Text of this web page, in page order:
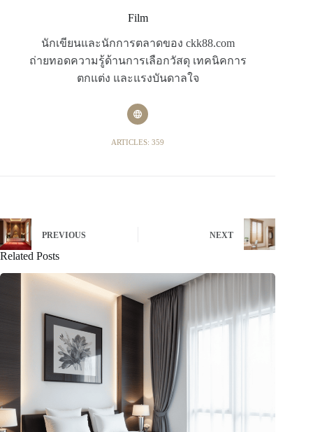
Film
นักเขียนและนักการตลาดของ ckk88.com
ถ่ายทอดความรู้ด้านการเลือกวัสดุ เทคนิคการ
ตกแต่ง และแรงบันดาลใจ
ARTICLES: 359
PREVIOUS NEXT
Related Posts